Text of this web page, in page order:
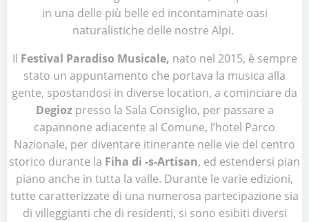
in una delle più belle ed incontaminate oasi
naturalistiche delle nostre Alpi.
Il Festival Paradiso Musicale, nato nel 2015, è sempre
stato un appuntamento che portava la musica alla
gente, spostandosi in diverse location, a cominciare da
Degiozpresso la Sala Consiglio, per passare a
capannone adiacente al Comune, l’hotel Parco
Nazionale, per diventare itinerante nelle vie del centro
storico durante la Fiha di -s-Artisan, ed estendersi pian
piano anche in tutta la valle. Durante le varie edizioni,
tutte caratterizzate di una numerosa partecipazione sia
di villeggianti che di residenti, si sono esibiti diversi